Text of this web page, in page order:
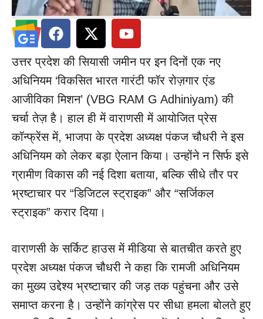
उत्तर प्रदेश की सियासी जमीन पर इन दिनों एक नए
अधिनियम ‘विकसित भारत गारंटी फॉर रोज़गार एंड
आजीविका मिशन’ (VBG RAM G Adhiniyam) की
चर्चा तेज़ है। हाल ही में वाराणसी में आयोजित प्रेस
कॉन्फ्रेंस में, भाजपा के प्रदेश अध्यक्ष पंकज चौधरी ने इस
अधिनियम को लेकर बड़ा ऐलान किया। उन्होंने न सिर्फ इसे
ग्रामीण विकास की नई दिशा बताया, बल्कि सीधे तौर पर
भ्रष्टाचार पर “डिजिटल स्ट्राइक” और “सर्जिकल
स्ट्राइक” करार दिया।
वाराणसी के सर्किट हाउस में मीडिया से बातचीत करते हुए
प्रदेश अध्यक्ष पंकज चौधरी ने कहा कि रामजी अधिनियम
का मुख्य उद्देश्य भ्रष्टाचार की जड़ तक पहुंचना और उसे
समाप्त करना है। उन्होंने कांग्रेस पर सीधा हमला बोलते हुए